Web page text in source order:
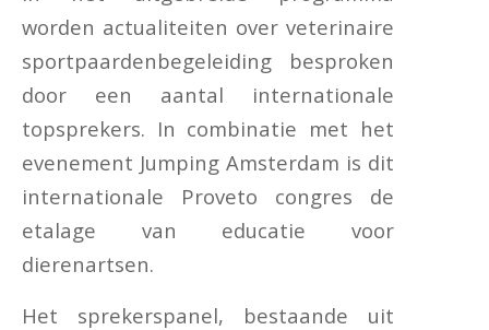
worden actualiteiten over veterinaire
sportpaardenbegeleiding besproken
door een aantal internationale
topsprekers. In combinatie met het
evenement Jumping Amsterdam is dit
internationale Proveto congres de
etalage van educatie voor
dierenartsen.
Het sprekerspanel, bestaande uit